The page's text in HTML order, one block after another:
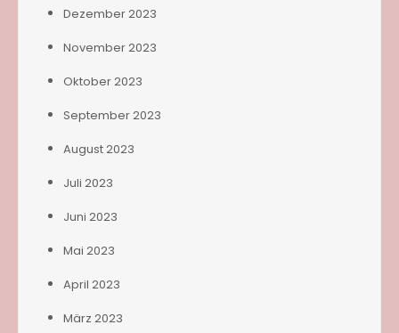
Dezember 2023
November 2023
Oktober 2023
September 2023
August 2023
Juli 2023
Juni 2023
Mai 2023
April 2023
März 2023